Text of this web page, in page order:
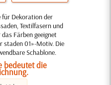
für Dekoration der
Textilfasern und
Färben geeignet
staden 01»-Motiv. Die
Schablone.
bedeutet die